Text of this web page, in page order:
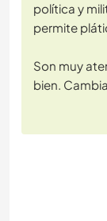
política y
permite
Son muy
bien.